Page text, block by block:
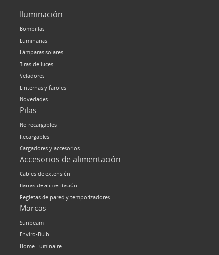
Iluminación
Bombillas
Luminarias
Lámparas solares
Tiras de luces
Veladores
Linternas y faroles
Novedades
Pilas
No recargables
Recargables
Cargadores y accesorios
Accesorios de alimentación
Cables de extensión
Barras de alimentación
Regletas de pared y temporizadores
Marcas
Sunbeam
Enviro-Bulb
Home Luminaire